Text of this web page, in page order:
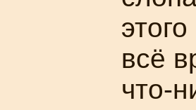
всё
что-